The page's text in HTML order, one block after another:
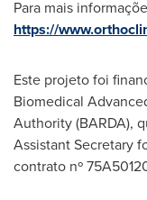
Para mais
https://
Este projeto foi
Biomedical
Authority (BARDA),
Assistant Secretary
contrato nº